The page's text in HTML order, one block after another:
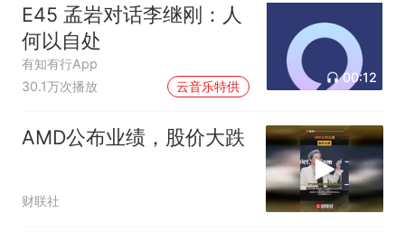
E45 孟岩对话李继刚：人
何以自处
有知有行App
30.1万次播放
云音乐特供
00:12
AMD公布业绩，股价大跌
财联社